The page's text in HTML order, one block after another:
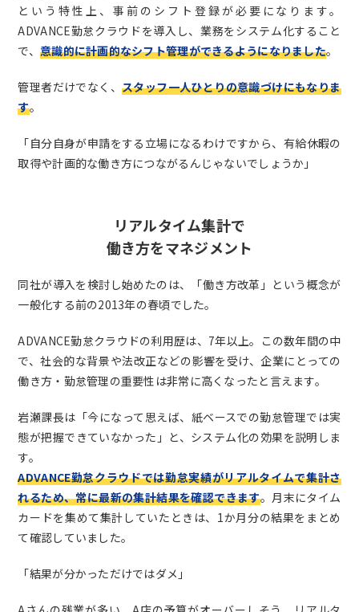
という特性上、事前のシフト登録が必要になります。
ADVANCE勤怠クラウドを導入し、業務をシステム化すること
で、 意識的に計画的なシフト管理ができるようになりました。
管理者だけでなく、スタッフ一人ひとりの意識づけにもなりま
す。
「自分自身が申請をする立場になるわけですから、有給休暇の
取得や計画的な働き方につながるんじゃないでしょうか」
リアルタイム集計で
働き方をマネジメント
同社が導入を検討し始めたのは、「働き方改革」という概念が
一般化する前の2013年の春頃でした。
ADVANCE勤怠クラウドの利用歴は、7年以上。この数年間の中
で、社会的な背景や法改正などの影響を受け、企業にとっての
働き方・勤怠管理の重要性は非常に高くなったと言えます。
岩瀬課長は「今になって思えば、紙ベースでの勤怠管理では実
態が把握できていなかった」と、システム化の効果を説明しま
す。
ADVANCE勤怠クラウドでは勤怠実績がリアルタイムで集計さ
れるため、常に最新の集計結果を確認できます。月末にタイム
カードを集めて集計していたときは、1か月分の結果をまとめ
て確認していました。
「結果が分かっただけではダメ」